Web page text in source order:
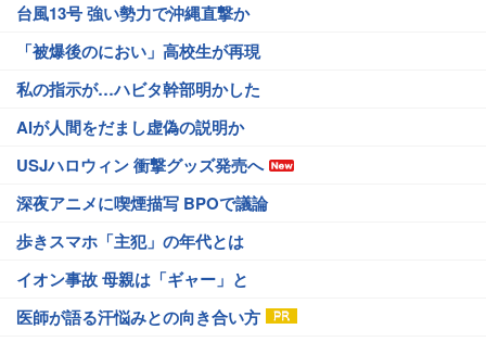
台風13号 強い勢力で沖縄直撃か
「被爆後のにおい」高校生が再現
私の指示が…ハビタ幹部明かした
AIが人間をだまし虚偽の説明か
USJハロウィン 衝撃グッズ発売へ
深夜アニメに喫煙描写 BPOで議論
歩きスマホ「主犯」の年代とは
イオン事故 母親は「ギャー」と
医師が語る汗悩みとの向き合い方